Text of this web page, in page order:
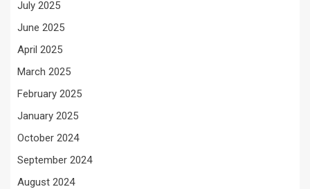
July 2025
June 2025
April 2025
March 2025
February 2025
January 2025
October 2024
September 2024
August 2024